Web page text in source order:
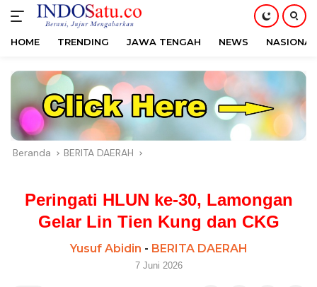
konten
HOME TRENDING JAWA TENGAH NEWS NASIONAL
Beranda BERITA DAERAH
Peringati HLUN ke-30, Lamongan
Gelar Lin Tien Kung dan CKG
Yusuf Abidin - BERITA DAERAH
7 Juni 2026